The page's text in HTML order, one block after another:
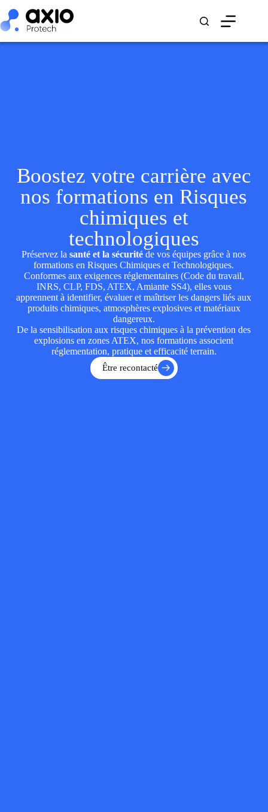
Boostez votre carrière avec
nos formations en Risques
chimiques et
technologiques
Préservez lasanté et la sécurité de vos équipes grâce à nos
formations en Risques Chimiques et Technologiques.
Conformes aux exigences réglementaires (Code du travail,
INRS, CLP, FDS, ATEX, Amiante SS4), elles vous
apprennent à identifier, évaluer et maîtriser les dangers liés aux
produits chimiques, atmosphères explosives et matériaux
dangereux.
De la sensibilisation aux risques chimiques à la prévention des
explosions en zones ATEX, nos formations associent
réglementation, pratique et efficacité terrain.
Être recontacté